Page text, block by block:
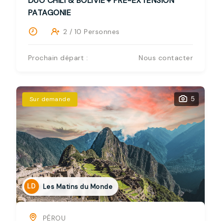
PATAGONIE
2 / 10 Personnes
Prochain départ : Nous contacter
Sur demande 5
LD Les Matins du Monde
PÉROU